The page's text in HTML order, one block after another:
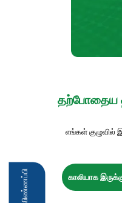
தற்போதைய
எங்கள்
காலியாக